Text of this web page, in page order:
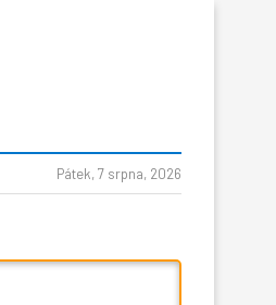
Pátek, 7 srpna, 2026